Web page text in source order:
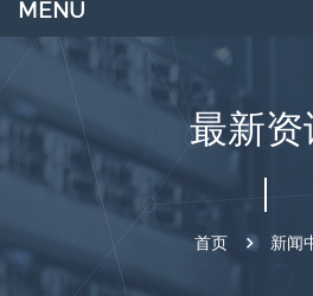
最新资
首页 新闻